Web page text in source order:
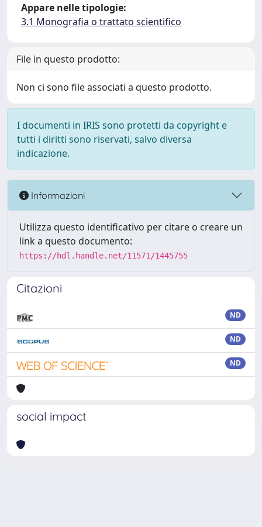
Appare nelle tipologie:
3.1 Monografia o trattato scientifico
File in questo prodotto:
Non ci sono file associati a questo prodotto.
I documenti in IRIS sono protetti da copyright e
tutti i diritti sono riservati, salvo diversa
indicazione.
Informazioni
Utilizza questo identificativo per citare o creare un
link a questo documento:
https://hdl.handle.net/11571/1445755
Citazioni
ND
ND
ND
social impact